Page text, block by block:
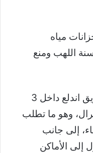
بـ11 سيارة إطفاء و3 خزانات مياه
اللهب ومنع
وكشفت المعاينة الأولية، أن الحريق اندلع داخل 3
وهو ما تطلب
إلى جانب
إلى الأماكن